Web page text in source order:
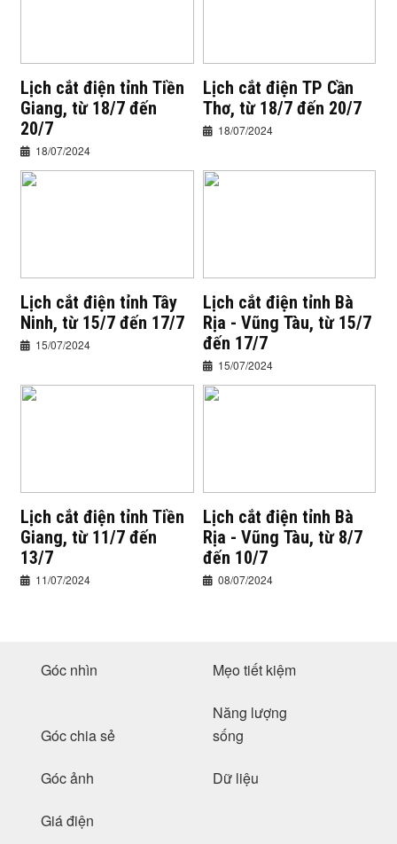
Lịch cắt điện tỉnh Tiền
Giang, từ 18/7 đến
20/7
18/07/2024
Lịch cắt điện TP Cần
Thơ, từ 18/7 đến 20/7
18/07/2024
Lịch cắt điện tỉnh Tây
Ninh, từ 15/7 đến 17/7
15/07/2024
Lịch cắt điện tỉnh Bà
Rịa - Vũng Tàu, từ 15/7
đến 17/7
15/07/2024
Lịch cắt điện tỉnh Tiền
Giang, từ 11/7 đến
13/7
11/07/2024
Lịch cắt điện tỉnh Bà
Rịa - Vũng Tàu, từ 8/7
đến 10/7
08/07/2024
Góc nhìn Mẹo tiết kiệm
Góc chia sẻ
Năng lượng
sống
Góc ảnh Dữ liệu
Giá điện